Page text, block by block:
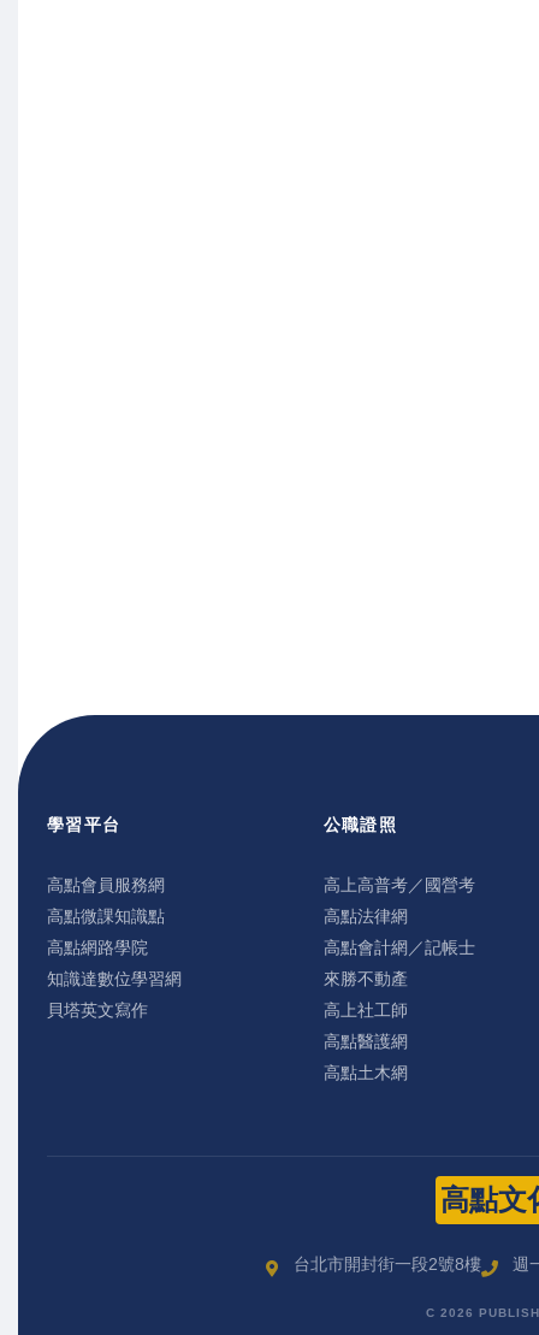
學習平台
高點會員服務網
高點微課知識點
高點網路學院
知識達數位學習網
貝塔英文寫作
公職證照
高上高普考／國營考
高點法律網
高點會計網／記帳士
來勝不動產
高上社工師
高點醫護網
高點土木網
高點文
台北市開封街一段2號8樓 週
C 2026